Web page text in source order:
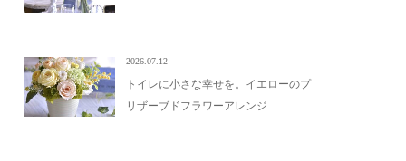
2026.07.12
トイレに小さな幸せを。イエローのプ
リザーブドフラワーアレンジ